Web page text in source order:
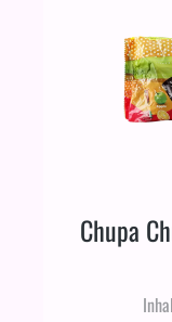
Chupa